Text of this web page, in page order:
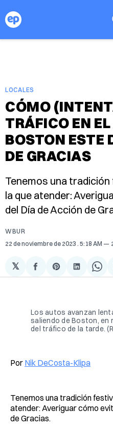
LOCALES
CÓMO
TRÁFICO EN EL
BOSTON ESTE
DE GRACIAS
Tenemos una
la que atender:
del Día de Acción de
WBUR
22 de noviembre de 2023 . 5:18 AM
𝕏
Compartir
en
Share
on
en
on
Los autos avanzan
saliendo de Boston, en
del tráfico de la tarde.
Por Nik DeCosta-Klipa
Tenemos una tradición
atender: Averiguar cómo
de Gracias.